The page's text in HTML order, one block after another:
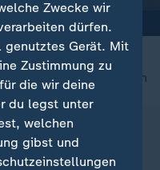
nach oben
Zwecke wir
dürfen.
Gerät. Mit
Zustimmung zu
die wir deine
du legst unter
welchen
gibst und